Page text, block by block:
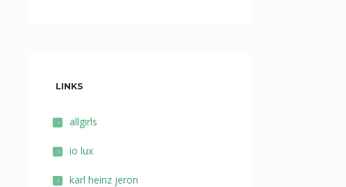
LINKS
allgirls
io lux
karl heinz jeron